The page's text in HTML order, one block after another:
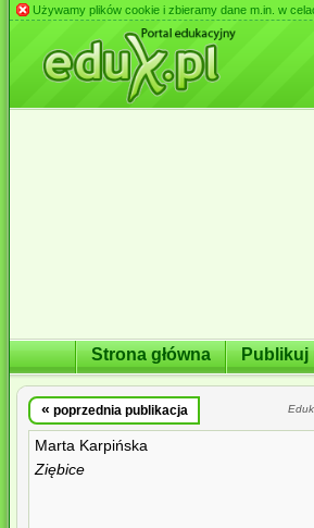
Używamy plików cookie i zbieramy dane m.in. w
Strona główna Publikuj
« poprzednia publikacja
Marta Karpińska
Ziębice